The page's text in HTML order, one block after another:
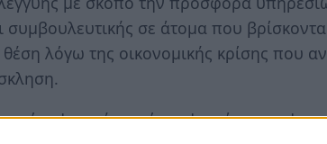
συμβουλευτικής σε άτομα που
λόγω της οικονομικής κρίσης που
ψυχικής υγείας : ψυχιάτρους,